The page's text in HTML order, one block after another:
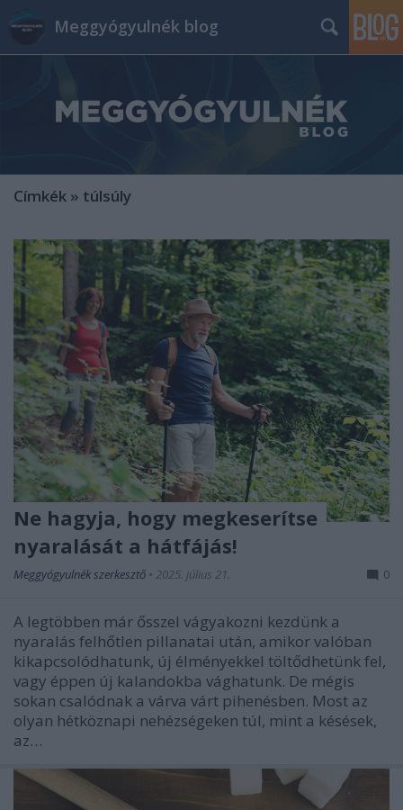
Meggyógyulnék blog
Címkék » túlsúly
Ne hagyja, hogy megkeserítse
nyaralását a hátfájás!
Meggyógyulnék szerkesztő • 2025. július 21. 0
A legtöbben már ősszel vágyakozni kezdünk a
nyaralás felhőtlen pillanatai után, amikor valóban
kikapcsolódhatunk, új élményekkel töltődhetünk fel,
vagy éppen új kalandokba vághatunk. De mégis
sokan csalódnak a várva várt pihenésben. Most az
olyan hétköznapi nehézségeken túl, mint a késések,
az…